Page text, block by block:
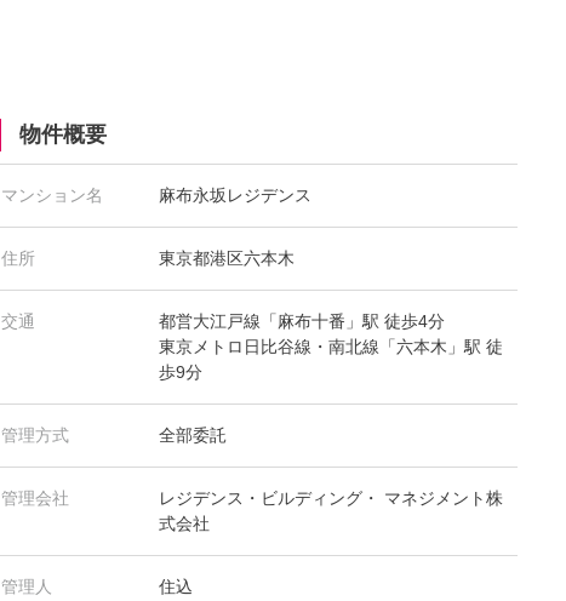
物件概要
マンション名 麻布永坂レジデンス
住所 東京都港区六本木
交通
都営大江戸線「麻布十番」駅 徒歩4分
東京メトロ日比谷線・南北線「六本木」駅 徒
歩9分
管理方式 全部委託
管理会社
レジデンス・ビルディング・ マネジメント株
式会社
管理人 住込